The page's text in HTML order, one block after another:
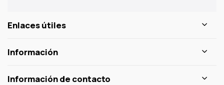
Enlaces útiles
Información
Información de contacto